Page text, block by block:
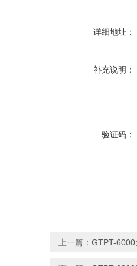
详细地址：
补充说明：
验证码：
上一篇： GTPT-